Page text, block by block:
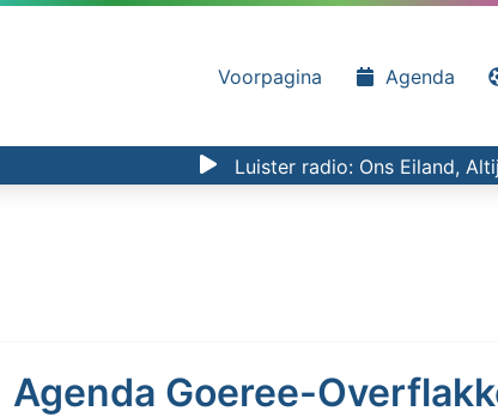
Voorpagina Agenda
Luister radio: Ons Eiland,
Agenda Goeree-